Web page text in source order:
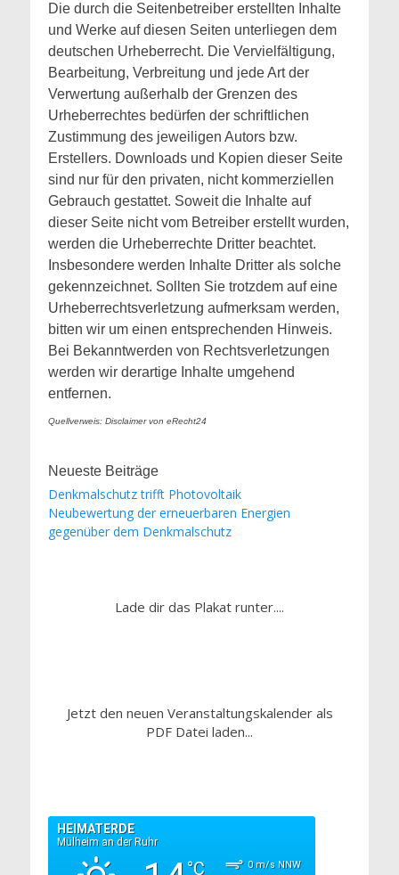
Die durch die Seitenbetreiber erstellten Inhalte
und Werke auf diesen Seiten unterliegen dem
deutschen Urheberrecht. Die Vervielfältigung,
Bearbeitung, Verbreitung und jede Art der
Verwertung außerhalb der Grenzen des
Urheberrechtes bedürfen der schriftlichen
Zustimmung des jeweiligen Autors bzw.
Erstellers. Downloads und Kopien dieser Seite
sind nur für den privaten, nicht kommerziellen
Gebrauch gestattet. Soweit die Inhalte auf
dieser Seite nicht vom Betreiber erstellt wurden,
werden die Urheberrechte Dritter beachtet.
Insbesondere werden Inhalte Dritter als solche
gekennzeichnet. Sollten Sie trotzdem auf eine
Urheberrechtsverletzung aufmerksam werden,
bitten wir um einen entsprechenden Hinweis.
Bei Bekanntwerden von Rechtsverletzungen
werden wir derartige Inhalte umgehend
entfernen.
Quellverweis: Disclaimer von eRecht24
Neueste Beiträge
Denkmalschutz trifft Photovoltaik
Neubewertung der erneuerbaren Energien
gegenüber dem Denkmalschutz
Lade dir das Plakat runter....
Jetzt den neuen Veranstaltungskalender als
PDF Datei laden...